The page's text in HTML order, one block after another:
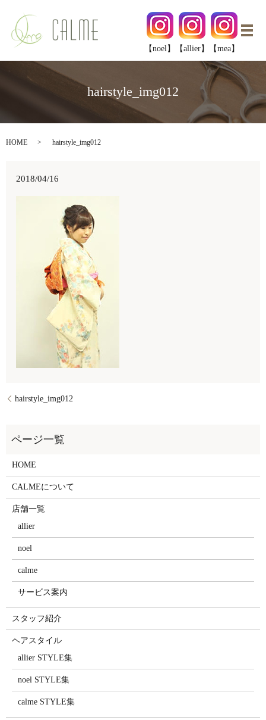
メ
【noel】
【allier】 【mea】
hairstyle_img012
HOME hairstyle_img012
2018/04/16
hairstyle_img012
HOME
CALMEについて
店舗一覧
allier
noel
calme
サービス案内
スタッフ紹介
ヘアスタイル
allier STYLE集
noel STYLE集
calme STYLE集